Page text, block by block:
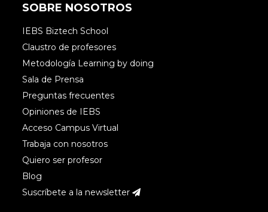
SOBRE NOSOTROS
IEBS Biztech School
Claustro de profesores
Metodología Learning by doing
Sala de Prensa
Preguntas frecuentes
Opiniones de IEBS
Acceso Campus Virtual
Trabaja con nosotros
Quiero ser profesor
Blog
Suscríbete a la newsletter